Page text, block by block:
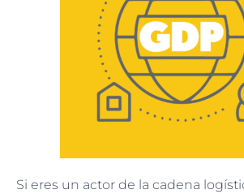
Si eres un actor de la cadena